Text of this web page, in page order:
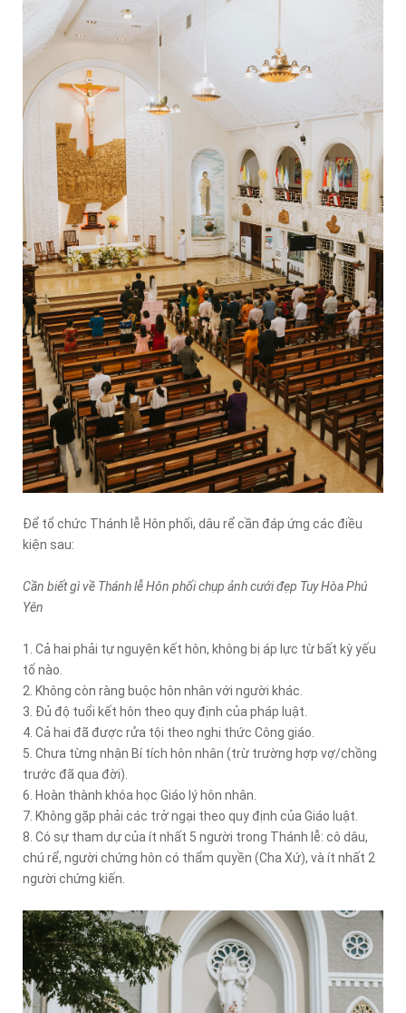
Để tổ chức Thánh lễ Hôn phối, dâu rể cần đáp ứng các điều
kiện sau:
Cần biết gì về Thánh lễ Hôn phối chụp ảnh cưới đẹp Tuy Hòa Phú
Yên
1. Cả hai phải tự nguyện kết hôn, không bị áp lực từ bất kỳ yếu
tố nào.
2. Không còn ràng buộc hôn nhân với người khác.
3. Đủ độ tuổi kết hôn theo quy định của pháp luật.
4. Cả hai đã được rửa tội theo nghi thức Công giáo.
5. Chưa từng nhận Bí tích hôn nhân (trừ trường hợp vợ/chồng
trước đã qua đời).
6. Hoàn thành khóa học Giáo lý hôn nhân.
7. Không gặp phải các trở ngại theo quy định của Giáo luật.
8. Có sự tham dự của ít nhất 5 người trong Thánh lễ: cô dâu,
chú rể, người chứng hôn có thẩm quyền (Cha Xứ), và ít nhất 2
người chứng kiến.